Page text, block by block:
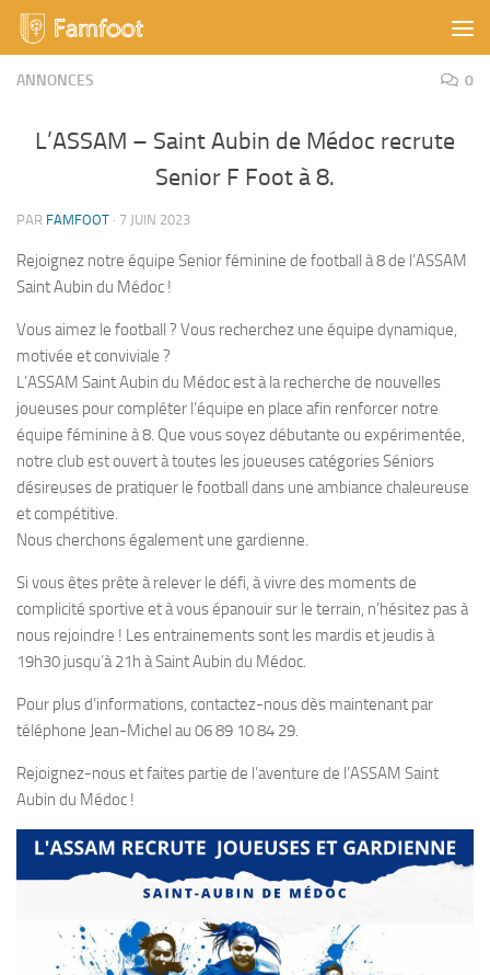
Skip to content
ANNONCES 0
L’ASSAM – Saint Aubin de Médoc recrute
Senior F Foot à 8.
PAR FAMFOOT · 7 JUIN 2023
Rejoignez notre équipe Senior féminine de football à 8 de l’ASSAM
Saint Aubin du Médoc !
Vous aimez le football ? Vous recherchez une équipe dynamique,
motivée et conviviale ?
L’ASSAM Saint Aubin du Médoc est à la recherche de nouvelles
joueuses pour compléter l’équipe en place afin renforcer notre
équipe féminine à 8. Que vous soyez débutante ou expérimentée,
notre club est ouvert à toutes les joueuses catégories Séniors
désireuses de pratiquer le football dans une ambiance chaleureuse
et compétitive.
Nous cherchons également une gardienne.
Si vous êtes prête à relever le défi, à vivre des moments de
complicité sportive et à vous épanouir sur le terrain, n’hésitez pas à
nous rejoindre ! Les entrainements sont les mardis et jeudis à
19h30 jusqu’à 21h à Saint Aubin du Médoc.
Pour plus d’informations, contactez-nous dès maintenant par
téléphone Jean-Michel au 06 89 10 84 29.
Rejoignez-nous et faites partie de l’aventure de l’ASSAM Saint
Aubin du Médoc !